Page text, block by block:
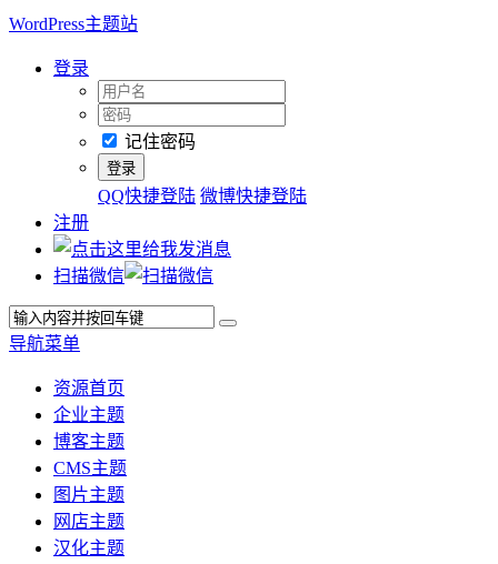
WordPress主题站
登录
记住密码
QQ快捷登陆 微博快捷登陆
注册
扫描微信
导航菜单
资源首页
企业主题
博客主题
CMS主题
图片主题
网店主题
汉化主题